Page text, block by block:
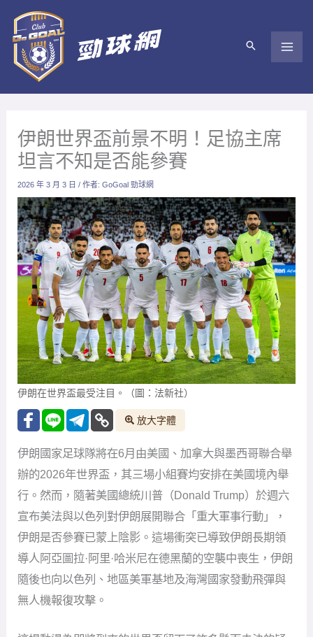
內
伊朗世界盃前景不明！足協主席
坦言不知是否能參賽
2026 年 3 月 3 日/ 作者:GoGoal 勁球網
伊朗在世界盃最受注目。（圖：法新社）
放大字體
伊朗國家足球隊將在6月由美國、加拿大與墨西哥聯合舉
辦的2026年世界盃，其三場小組賽均安排在美國境內舉
行。然而，隨著美國總統川普（Donald Trump）於週六
宣布美法與以色列對伊朗展開聯合「重大軍事行動」，
伊朗是否參賽已蒙上陰影。這場衝突已導致伊朗長期領
導人阿亞圖拉·阿里·哈米尼在德黑蘭的空襲中喪生，伊朗
隨後也向以色列、地區美軍基地及海灣國家發動飛彈與
無人機報復攻擊。